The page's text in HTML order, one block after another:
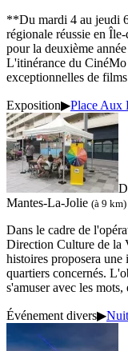
**Du mardi 4 au jeudi
régionale réussie en
pour la deuxième
L'itinérance du CinéMo
exceptionnelles de
Exposition▶Place Aux
Mantes-La-Jolie (à 9 km)
Dans le cadre de
Direction Culture de la
histoires proposera
quartiers concernés.
s'amuser avec les mots,
Événement divers▶